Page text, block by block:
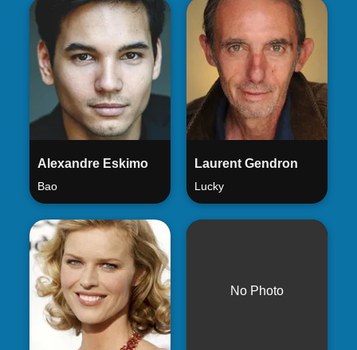
Alexandre Eskimo
Bao
Laurent Gendron
Lucky
No Photo